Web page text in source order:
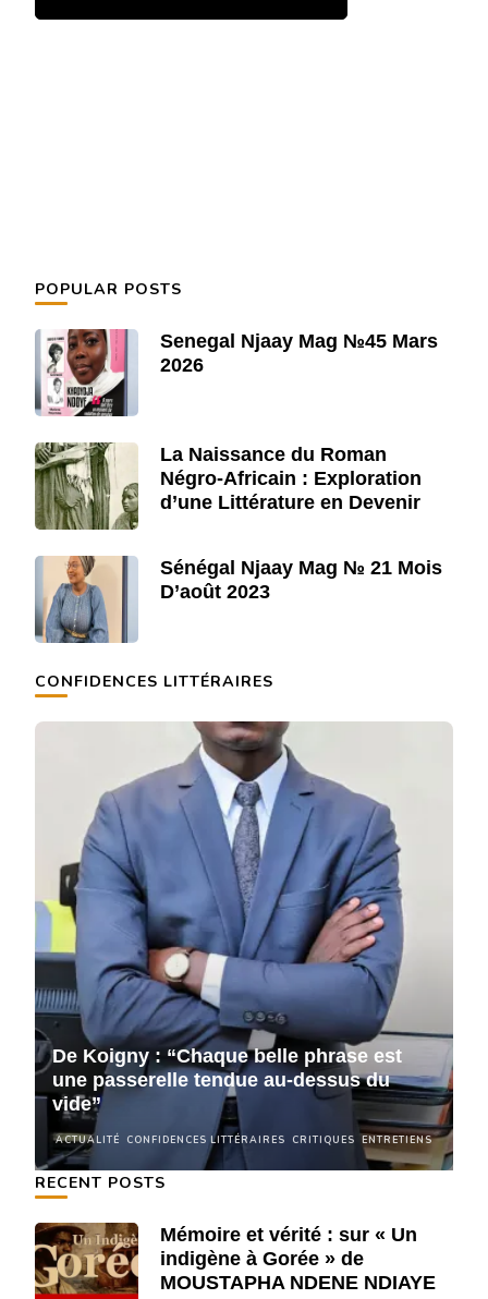
POPULAR POSTS
Senegal Njaay Mag №45 Mars
2026
La Naissance du Roman
Négro-Africain : Exploration
d’une Littérature en Devenir
Sénégal Njaay Mag № 21 Mois
D’août 2023
CONFIDENCES LITTÉRAIRES
ACTUALITÉ CONFIDENCES LITTÉRAIRES CRITIQUES ENTRETIENS
De Koigny : “Chaque belle phrase est
une passerelle tendue au-dessus du
vide”
RECENT POSTS
Mémoire et vérité : sur « Un
indigène à Gorée » de
MOUSTAPHA NDENE NDIAYE